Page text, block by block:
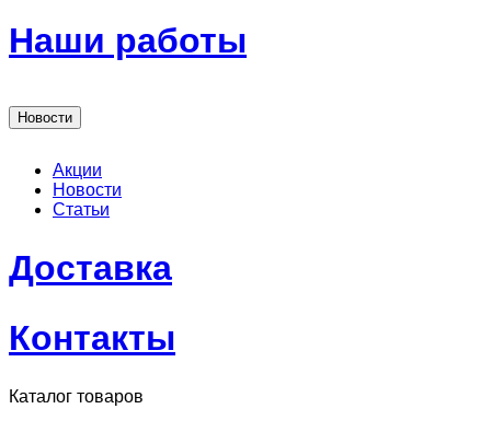
Наши работы
Новости
Акции
Новости
Статьи
Доставка
Контакты
Каталог товаров